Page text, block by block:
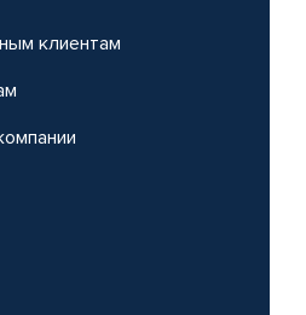
клиентам